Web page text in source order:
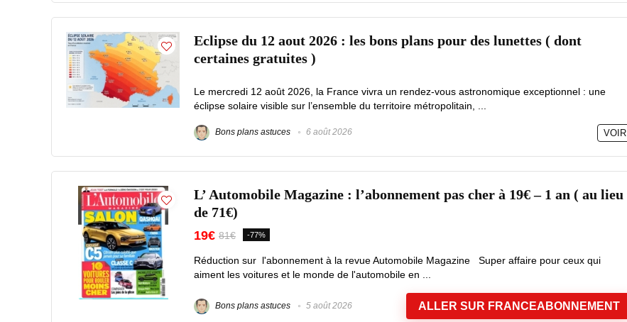
Eclipse du 12 aout 2026 : les bons plans pour des lunettes ( dont
certaines gratuites )
Le mercredi 12 août 2026, la France vivra un rendez-vous astronomique exceptionnel : une
éclipse solaire visible sur l’ensemble du territoire métropolitain, ...
Bons plans astuces 6 août 2026 VOIR
L’ Automobile Magazine : l’abonnement pas cher à 19€ – 1 an ( au lieu
de 71€)
19€ 81€ -77%
Réduction sur l'abonnement à la revue Automobile Magazine Super affaire pour ceux qui
aiment les voitures et le monde de l'automobile en ...
Bons plans astuces 5 août 2026 ALLER SUR FRANCEABONNEMENT